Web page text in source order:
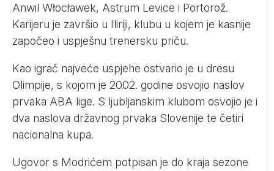
Anwil Włocławek, Astrum Levice i Portorož.
Karijeru je završio u Iliriji, klubu u kojem je kasnije
započeo i uspješnu trenersku priču.
Kao igrač najveće uspjehe ostvario je u dresu
Olimpije, s kojom je 2002. godine osvojio naslov
prvaka ABA lige. S ljubljanskim klubom osvojio je i
dva naslova državnog prvaka Slovenije te četiri
nacionalna kupa.
Ugovor s Modrićem potpisan je do kraja sezone